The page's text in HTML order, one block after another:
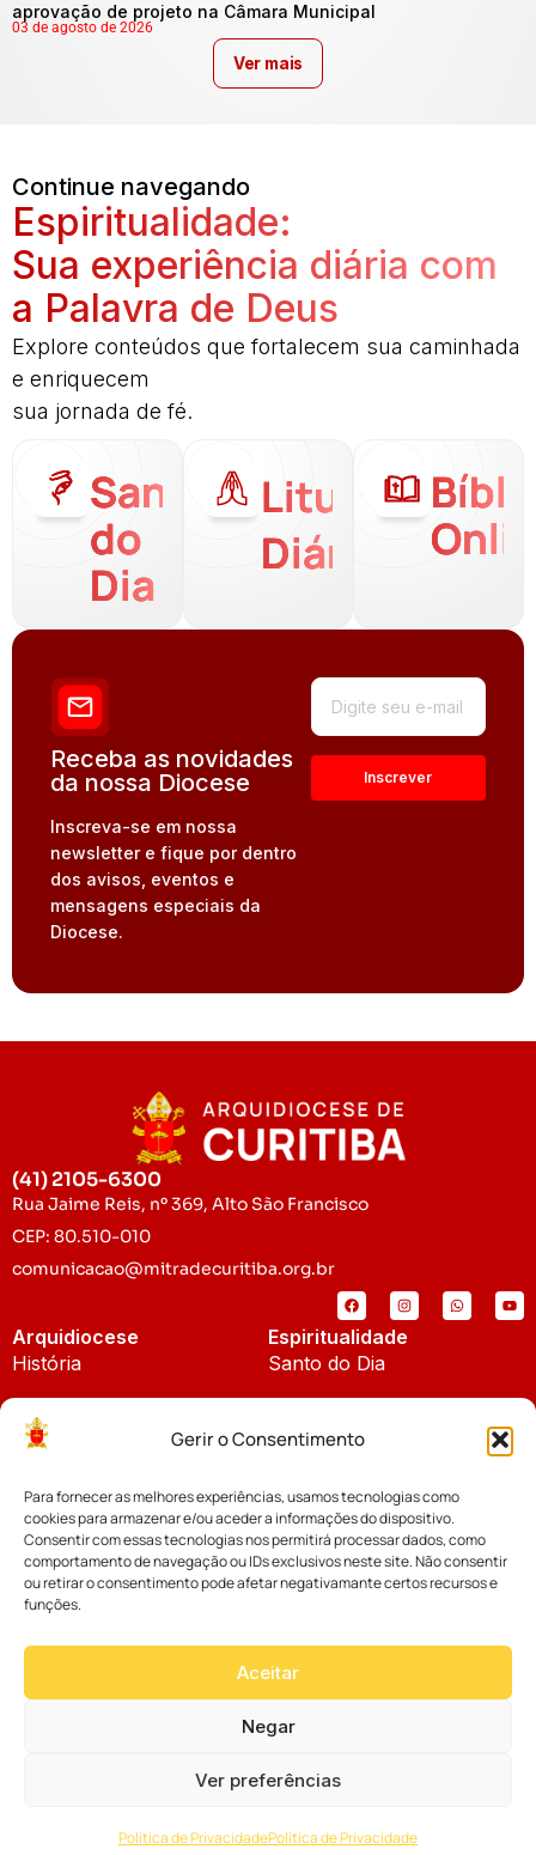
Gerir o Consentimento
Para fornecer as melhores experiências, usamos tecnologias como
cookies para armazenar e/ou aceder a informações do dispositivo.
Consentir com essas tecnologias nos permitirá processar dados, como
comportamento de navegação ou IDs exclusivos neste site. Não consentir
ou retirar o consentimento pode afetar negativamante certos recursos e
funções.
Aceitar
Negar
Ver preferências
Política de PrivacidadePolítica de Privacidade
aprovação de projeto na Câmara Municipal
03 de agosto de 2026
Ver mais
Continue navegando
Espiritualidade:
Sua experiência diária com
a Palavra de Deus
Explore conteúdos que fortalecem sua caminhada
e enriquecem
sua jornada de fé.
Santo
do
Dia
Liturgia
Diária
Receba as novidades
da nossa Diocese
Inscreva-se em nossa
newsletter e fique por dentro
dos avisos, eventos e
mensagens especiais da
Diocese.
(41) 2105-6300
Rua Jaime Reis, nº 369, Alto São Francisco
CEP: 80.510-010
comunicacao@mitradecuritiba.org.br
Arquidiocese
História
Padroeira
Espiritualidade
Santo do Dia
Notícias
Notícias da Arquidiocese
Notícias Cáritas
Palavra dos Bispos
Cúria Diocesana
Fundo Diocesano
Vicariatos da Educação
Eventos
por